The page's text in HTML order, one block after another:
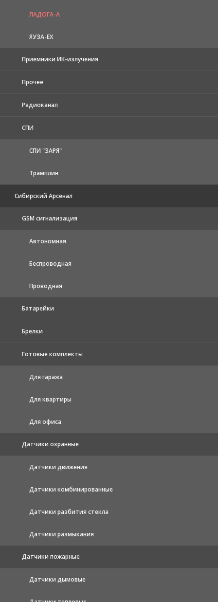
ЛАДОГА-А
ЯУЗА-ЕХ
Приемники ИК-излучения
Прочее
Радиоканал
СПИ
СПИ "ЗАРЯ"
Трамплин
Сибирский Арсенал
GSM сигнализация
Автономная
Беспроводная
Проводная
Батарейки
Брелки
Готовые комплекты
Для гаража
Для квартиры
Для офиса
Датчики охранные
Датчики движения
Датчики комбинированные
Датчики разбития стекла
Датчики размыкания
Датчики пожарные
Датчики дымовые